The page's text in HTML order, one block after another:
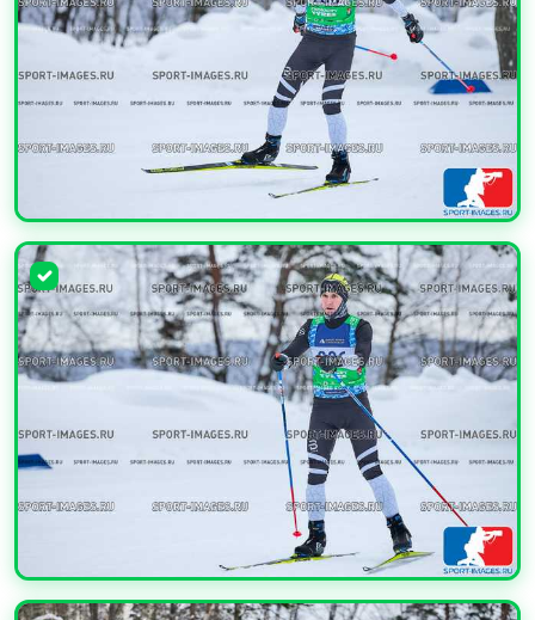
УВЕЛИЧИТЬ
УВЕЛИЧИТЬ